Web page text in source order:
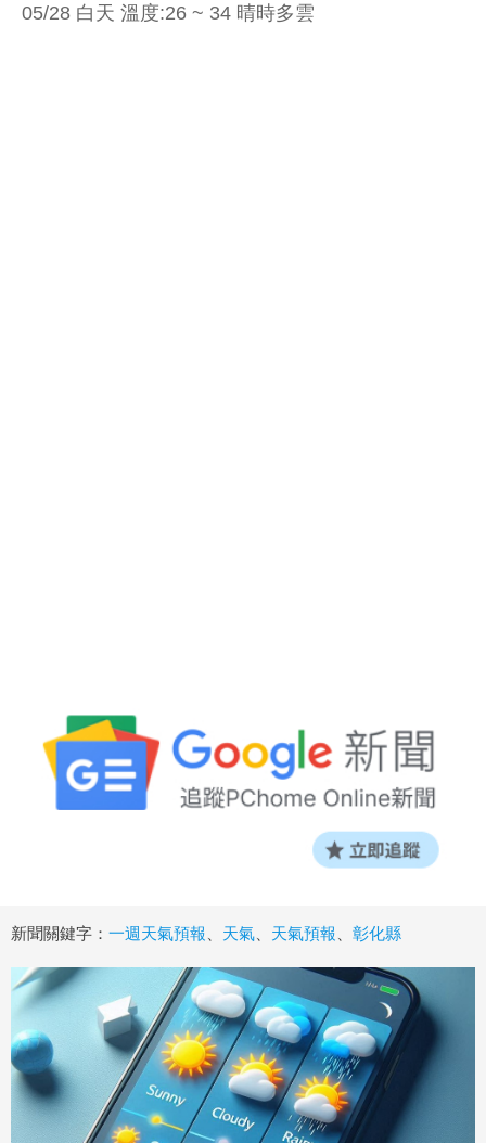
05/28 白天 溫度:26 ~ 34 晴時多雲
新聞關鍵字： 一週天氣預報 天氣 天氣預報 彰化縣